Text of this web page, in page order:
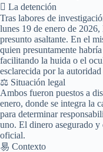
 La detención
Tras labores de
lunes 19 de enero de
presunto asaltante. En el
quien presuntamente
facilitando la huida o el
esclarecida por la
⚖️ Situación legal
Ambos fueron puestos a
enero, donde se integra la
para determinar
uno. El dinero asegurado
oficial.
易 Contexto